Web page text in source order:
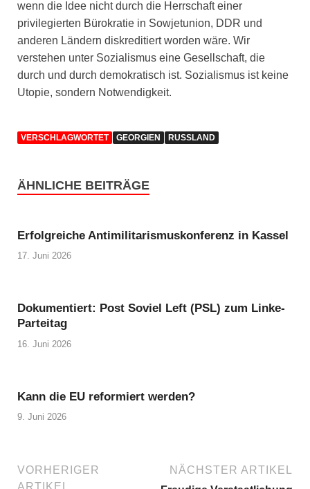
wenn die Idee nicht durch die Herrschaft einer
privilegierten Bürokratie in Sowjetunion, DDR und
anderen Ländern diskreditiert worden wäre. Wir
verstehen unter Sozialismus eine Gesellschaft, die
durch und durch demokratisch ist. Sozialismus ist keine
Utopie, sondern Notwendigkeit.
VERSCHLAGWORTET GEORGIEN RUSSLAND
ÄHNLICHE BEITRÄGE
Erfolgreiche Antimilitarismuskonferenz in Kassel
17. Juni 2026
Dokumentiert: Post Soviel Left (PSL) zum Linke-
Parteitag
16. Juni 2026
Kann die EU reformiert werden?
9. Juni 2026
VORHERIGER
NÄCHSTER ARTIKEL